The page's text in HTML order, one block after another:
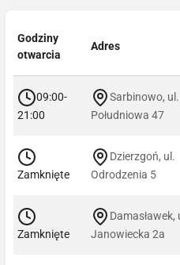
Godziny
otwarcia
Adres
09:00-
21:00
Sarbinowo, ul.
Południowa 47
Zamknięte
Dzierzgoń, ul.
Odrodzenia 5
Zamknięte
Damasławek,
Janowiecka 2a